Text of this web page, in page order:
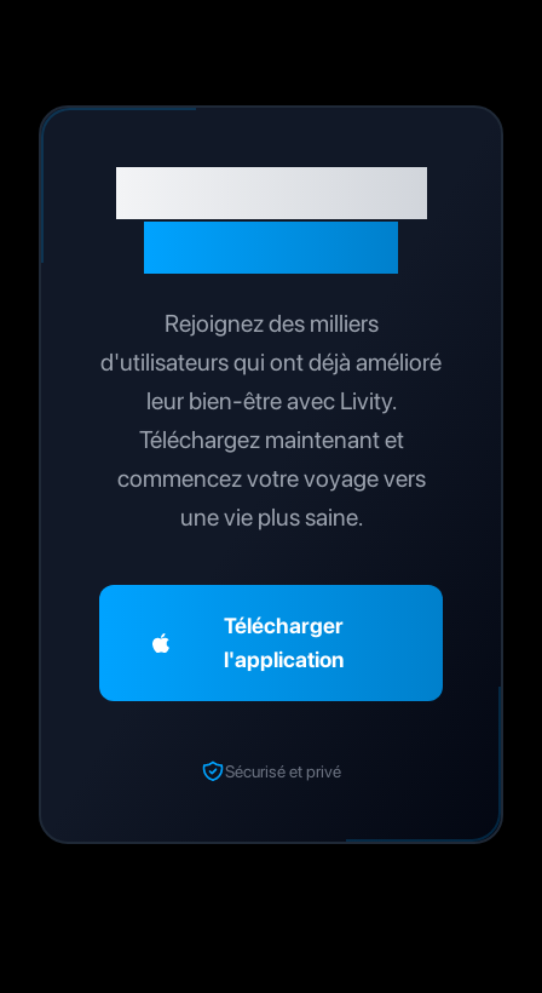
Rejoignez des milliers
d'utilisateurs qui ont déjà amélioré
leur bien-être avec Livity.
Téléchargez maintenant et
commencez votre voyage vers
une vie plus saine.
Télécharger
l'application
Sécurisé et privé